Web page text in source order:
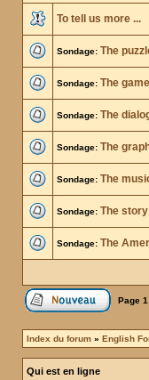
To tell us more ...
Sondage: The
Sondage: The
Sondage: The
Sondage: The
Sondage: The
Sondage: The story
Sondage: The
Page 1
Index du forum » English
Qui est en ligne